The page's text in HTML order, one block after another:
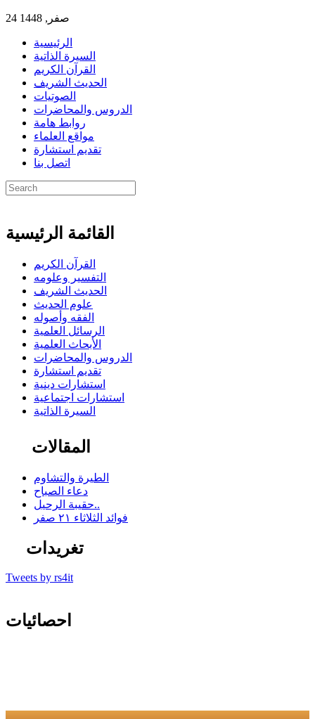
24 صفر, 1448
الرئيسية
السيرة الذاتية
القرآن الكريم
الحديث الشريف
الصوتيات
الدروس والمحاضرات
روابط هامة
مواقع العلماء
تقديم استشارة
اتصل بنا
القائمة الرئيسية
القرآن الكريم
التفسير وعلومه
الحديث الشريف
علوم الحديث
الفقه وأصوله
الرسائل العلمية
الأبحاث العلمية
الدروس والمحاضرات
تقديم استشارة
استشارات دينية
استشارات اجتماعية
السيرة الذاتية
المقالات
الطيرة والتشاوم
دعاء الصباح
حقيبة الرحيل..
فوائد الثلاثاء ٢١ صفر
تغريدات
Tweets by rs4it
احصائيات